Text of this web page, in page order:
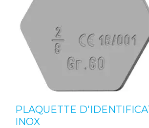
PLAQUETTE
INOX